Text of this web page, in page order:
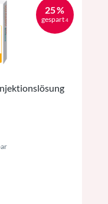
25 %
gespart 4
ggf. zzgl. Versand
ggf. zzgl. Versand